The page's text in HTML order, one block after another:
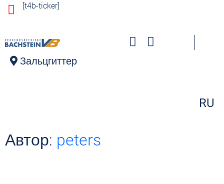
ж
[t4b-ticker]
RU
Зальцгиттер
Автор: peters